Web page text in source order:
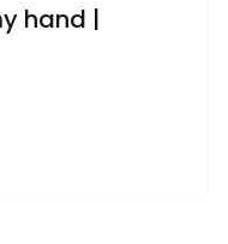
hand |